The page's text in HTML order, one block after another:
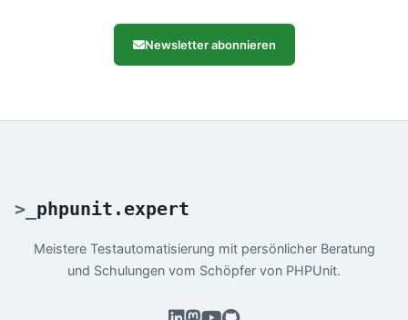
Newsletter abonnieren
> phpunit.expert
Meistere Testautomatisierung mit persönlicher Beratung
und Schulungen vom Schöpfer von PHPUnit.